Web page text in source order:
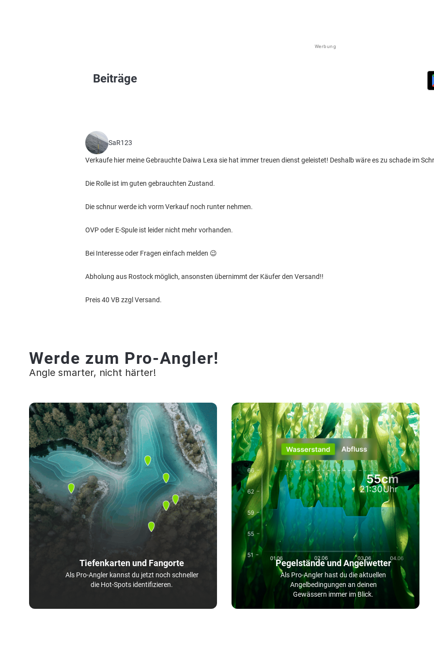
Werbung
Beiträge
SaR123
Verkaufe hier meine Gebrauchte Daiwa Lexa sie hat immer treuen dienst geleistet! Deshalb wäre es zu schade im
Die Rolle ist im guten gebrauchten Zustand.
Die schnur werde ich vorm Verkauf noch runter nehmen.
OVP oder E-Spule ist leider nicht mehr vorhanden.
Bei Interesse oder Fragen einfach melden 😉
Abholung aus Rostock möglich, ansonsten übernimmt der Käufer den Versand!!
Preis 40 VB zzgl Versand.
Werde zum Pro-Angler!
Angle smarter, nicht härter!
Tiefenkarten und Fangorte
Als Pro-Angler kannst du jetzt noch schneller
die Hot-Spots identifizieren.
Pegelstände und Angelwetter
Als Pro-Angler hast du die aktuellen
Angelbedingungen an deinen
Gewässern immer im Blick.